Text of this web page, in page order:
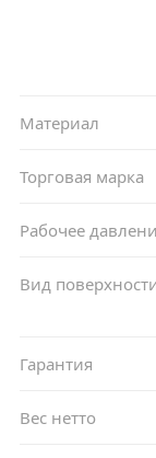
Материал
Торговая марка
Рабочее
Вид
Гарантия
Вес нетто